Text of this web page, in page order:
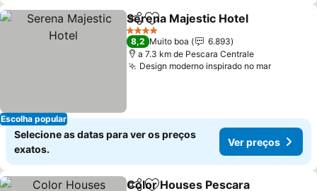
Escolha popular
PartilharAdicionar aos favoritos
Serena Majestic Hotel
4 Estrelas
8,2 Muito boa
6.893
a 7.3 km de Pescara Centrale
Design moderno inspirado no marVer
Selecione as datas para ver os preços
exatos.
Ver preços
Color Houses Pescara